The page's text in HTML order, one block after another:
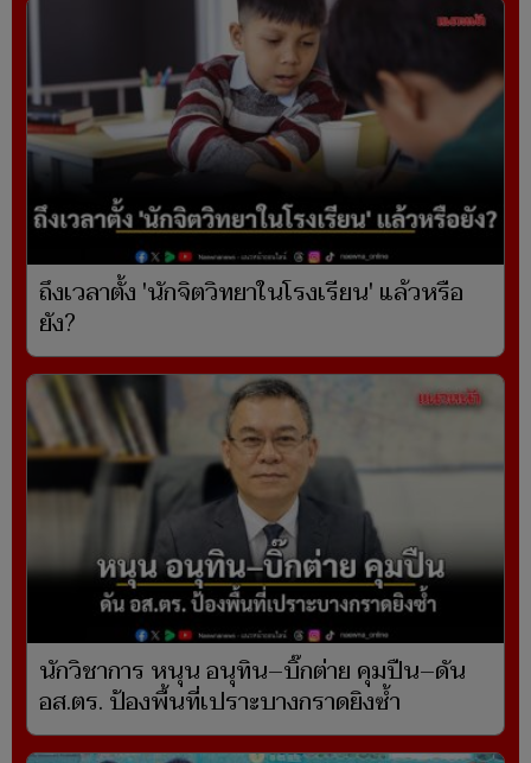
ถึงเวลาตั้ง 'นักจิตวิทยาในโรงเรียน' แล้วหรือ
ยัง?
นักวิชาการ หนุน อนุทิน–บิ๊กต่าย คุมปืน–ดัน
อส.ตร. ป้องพื้นที่เปราะบางกราดยิงซ้ำ